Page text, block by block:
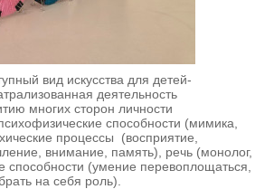
вид искусства для детей-
деятельность
многих сторон личности
способности (мимика,
процессы (восприятие,
внимание, память), речь (монолог,
способности (умение перевоплощаться,
на себя роль).